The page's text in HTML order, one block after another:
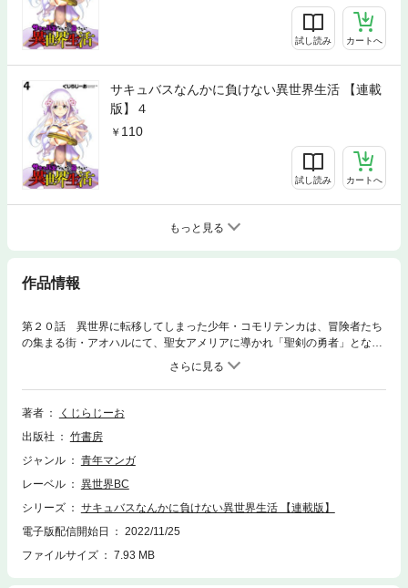
試し読み カートへ
サキュバスなんかに負けない異世界生活 【連載
版】４
110
試し読み カートへ
もっと見る
作品情報
第２０話 異世界に転移してしまった少年・コモリテンカは、冒険者たち
の集まる街・アオハルにて、聖女アメリアに導かれ「聖剣の勇者」となっ
た――。のだが、この勇者の大切な資質の一つが、大問題！ 純潔でない
といけないのだ!! おりしも、淫魔王による「全人類淫乱化計画」が発
動。聖剣の勇者として、世界と己の純潔を守らなければ！本当に世界を守
ることが幸せなのかわからないけど、とりあえず頑張れ、勇者テンカ！※
されたものです。
著者
くじらじーお
出版社
竹書房
ジャンル
青年マンガ
レーベル
異世界BC
シリーズ
サキュバスなんかに負けない異世界生活 【連載版】
電子版配信開始日
2022/11/25
ファイルサイズ
7.93 MB